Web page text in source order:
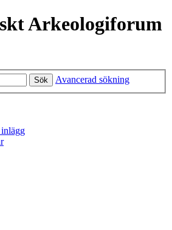
Arkeologiforum
Sök Avancerad sökning
inlägg